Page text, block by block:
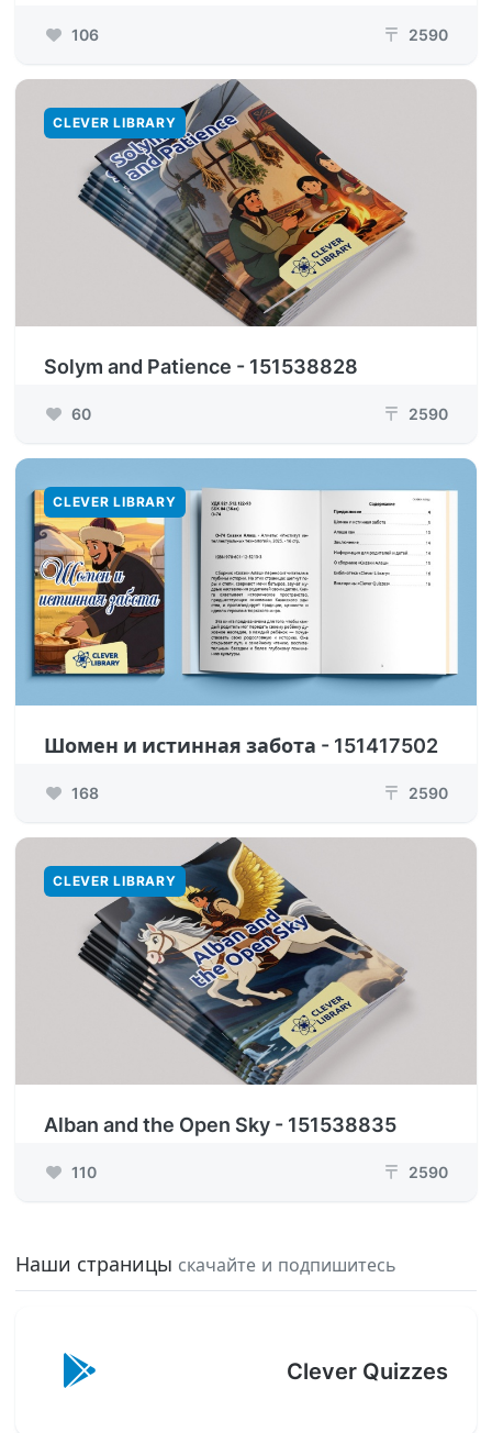
106 ₸ 2590
CLEVER LIBRARY
Solym and Patience - 151538828
60 ₸ 2590
CLEVER LIBRARY
Шомен и истинная забота - 151417502
168 ₸ 2590
CLEVER LIBRARY
Alban and the Open Sky - 151538835
110 ₸ 2590
Наши страницы скачайте и подпишитесь
Clever Quizzes